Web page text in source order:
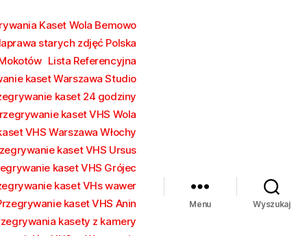
Kaset Wola Bemowo
starych zdjęć Polska
Lista Referencyjna
kaset Warszawa Studio
kaset 24 godziny
kaset VHS Wola
VHS Warszawa Włochy
kaset VHS Ursus
kaset VHS Grójec
kaset VHs wawer
kaset VHS Anin
kasety z kamery
Menu Wyszukaj